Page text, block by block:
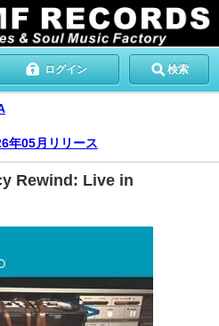
ログイン 検索
年05月リリース
Rewind: Live in